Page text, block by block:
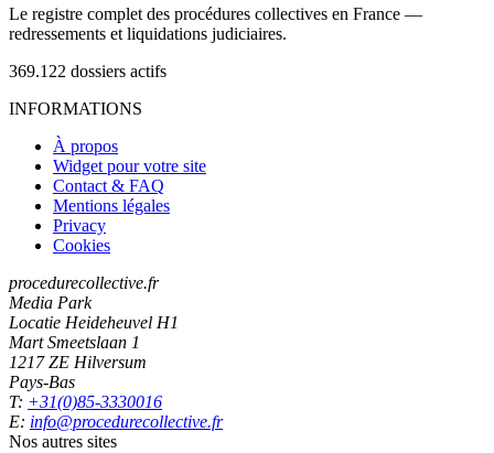
Le registre complet des procédures collectives en France —
redressements et liquidations judiciaires.
369.122 dossiers actifs
INFORMATIONS
À propos
Widget pour votre site
Contact & FAQ
Mentions légales
Privacy
Cookies
procedurecollective.fr
Media Park
Locatie Heideheuvel H1
Mart Smeetslaan 1
1217 ZE Hilversum
Pays-Bas
T: +31(0)85-3330016
E: info@procedurecollective.fr
Nos autres sites